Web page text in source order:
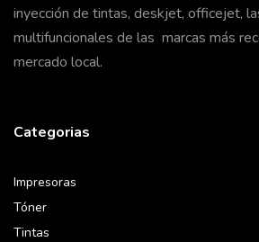
inyección de tintas, deskjet, officejet,
multifuncionales de las marcas más
mercado local.
Categorias
Impresoras
Tóner
Tintas